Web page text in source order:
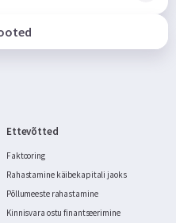
Ettevõtted
Faktooring
Rahastamine käibekapitali jaoks
Põllumeeste rahastamine
Kinnisvara ostu finantseerimine